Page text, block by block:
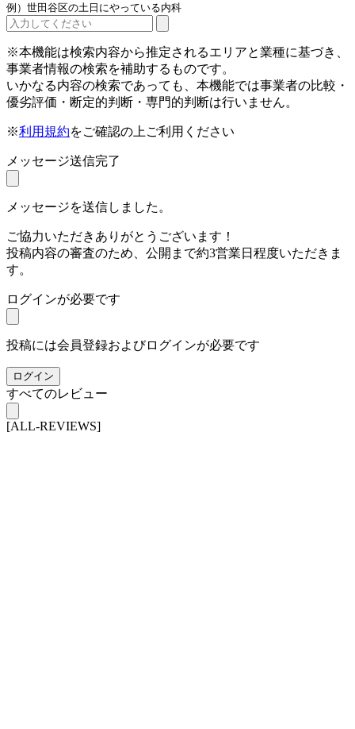
例）世田谷区の土日にやっている内科
※本機能は検索内容から推定されるエリアと業種に基づき、
事業者情報の検索を補助するものです。
いかなる内容の検索であっても、本機能では事業者の比較・
優劣評価・断定的判断・専門的判断は行いません。
※利用規約をご確認の上ご利用ください
メッセージ送信完了
メッセージを送信しました。
ご協力いただきありがとうございます！
投稿内容の審査のため、公開まで約3営業日程度いただきま
す。
ログインが必要です
投稿には会員登録およびログインが必要です
ログイン
すべてのレビュー
[ALL-REVIEWS]